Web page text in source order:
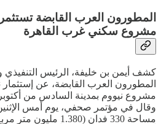
مشروع سكني غرب القاهرة
كشف أيمن بن خليفة، الرئيس التنفيذي
مشروع نيووم بمدينة السادس من
وقال في مؤتمر صحفي، يوم أمس